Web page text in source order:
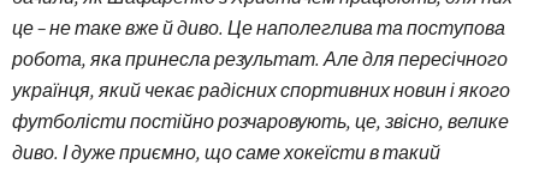
це – не таке вже й диво. Це наполеглива та поступова
робота, яка принесла результат. Але для пересічного
українця, який чекає радісних спортивних новин і якого
футболісти постійно розчаровують, це, звісно, велике
диво. І дуже приємно, що саме хокеїсти в такий